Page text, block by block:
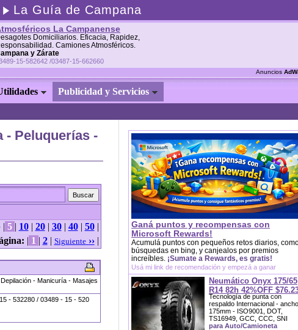
La Guía de Campana
La Campanense
Domiciliarios. Eficacia, Rapidez,
Camiones Atmosféricos.
y Zárate
15-582642 /03487-15-662660
Anuncios
Publicidad y Servicios
- Peluquerías -
| 5 | 10| 20| 30| 40| 50|
| 1 | 2| Siguiente ››|
- Manicuría - Masajes
- 532280 / 03489 - 15 - 520
Ganá puntos y recompensas con
Microsoft Rewards!
Acumulá puntos con pequeños retos diarios,
búsquedas en bing, y canjealos por premios
increíbles. ¡Sumate a Rewards, es gratis!
Usá mi link de recomendación y empezá a ganar
Neumático Onyx 175/65
R14 82h 42%OFF
Tecnología de punta con
respaldo Internacional -
175mm - ISO9001, DOT,
TS16949, GCC, CCC, SNI
para Auto/Camioneta